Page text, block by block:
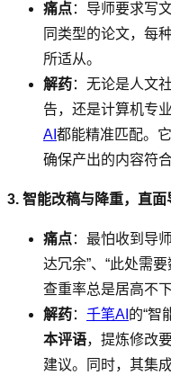
痛点：导师要求写
同类型的论文，每
所适从。
解药：无论是人文
告，还是计算机专
AI 都能精准匹配。
确保产出的内容符
3. 智能改稿与降重，直面
痛点：最怕收到导
达冗余”、“此处需
查重率总是居高不下
解药： 千笔AI 的“智
本评语，提炼修改
建议。同时，其集